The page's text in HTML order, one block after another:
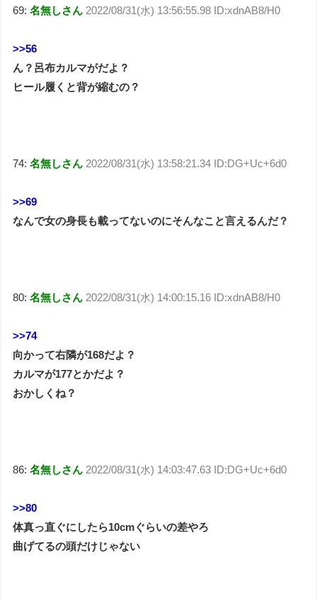
69:名無しさん 2022/08/31(水) 13:56:55.98 ID:xdnAB8/H0
>>56
ん？呂布カルマがだよ？
ヒール履くと背が縮むの？
74:名無しさん 2022/08/31(水) 13:58:21.34 ID:DG+Uc+6d0
>>69
なんで女の身長も載ってないのにそんなこと言えるんだ？
80:名無しさん 2022/08/31(水) 14:00:15.16 ID:xdnAB8/H0
>>74
向かって右隣が168だよ？
カルマが177とかだよ？
おかしくね？
86:名無しさん 2022/08/31(水) 14:03:47.63 ID:DG+Uc+6d0
>>80
体真っ直ぐにしたら10cmぐらいの差やろ
曲げてるの頭だけじゃない